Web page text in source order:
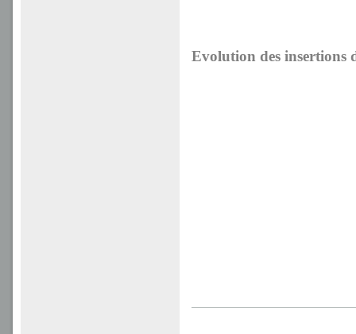
Evolution des insertions